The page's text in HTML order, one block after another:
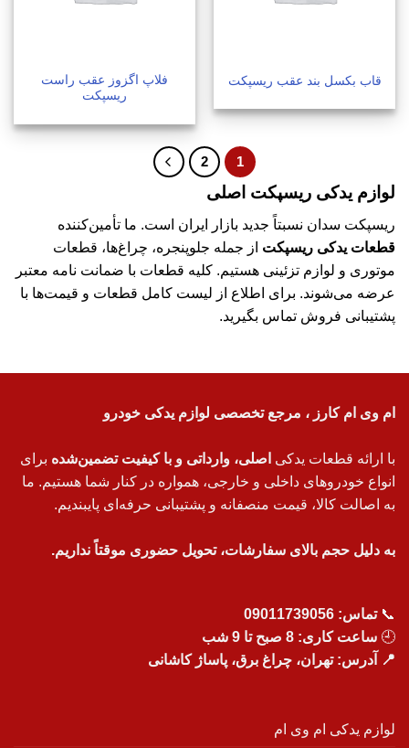
قاب بکسل بند عقب ریسپکت
فلاپ اگزوز عقب راست
ریسپکت
1
2
لوازم یدکی ریسپکت اصلی
ریسپکت سدان نسبتاً جدید بازار ایران است. ما تأمین‌کننده
قطعات یدکی ریسپکت از جمله جلوپنجره، چراغ‌ها، قطعات
موتوری و لوازم تزئینی هستیم. کلیه قطعات با ضمانت نامه معتبر
عرضه می‌شوند. برای اطلاع از لیست کامل قطعات و قیمت‌ها با
پشتیبانی فروش تماس بگیرید.
ام وی ام کارز ، مرجع تخصصی لوازم یدکی خودرو
با ارائه قطعات یدکی اصلی، وارداتی و با کیفیت تضمین‌شده برای
انواع خودروهای داخلی و خارجی، همواره در کنار شما هستیم. ما
به اصالت کالا، قیمت منصفانه و پشتیبانی حرفه‌ای پایبندیم.
به دلیل حجم بالای سفارشات، تحویل حضوری موقتاً نداریم.
📞تماس: 09011739056
🕘 ساعت کاری: 8 صبح تا 9 شب
📍 آدرس: تهران، چراغ برق، پاساژ کاشانی
لوازم یدکی ام وی ام